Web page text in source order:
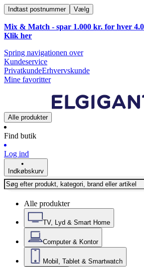
Indtast postnummer Vælg
Mix & Match - spar 1.000 kr. for hver
Klik her
Spring navigationen over
Kundeservice
PrivatkundeErhvervskunde
Mine favoritter
Alle produkter
Find butik
Log ind
Indkøbskurv
Alle produkter
TV, Lyd & Smart Home
Computer & Kontor
Mobil, Tablet & Smartwatch